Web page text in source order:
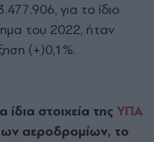
για το ίδιο
του 2022, ήταν
(+)0,1%.
στοιχεία της ΥΠΑ
αεροδρομίων, το